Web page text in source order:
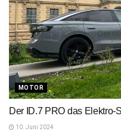
MOTOR
Der ID.7 PRO das Elektro-
10. Juni 2024